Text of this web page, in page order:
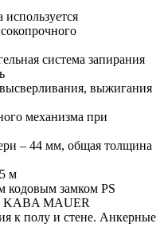
система запирания
выжигания
механизма при
– 44 мм, общая толщина
м
кодовым замком PS
KABA MAUER
к полу и стене. Анкерные